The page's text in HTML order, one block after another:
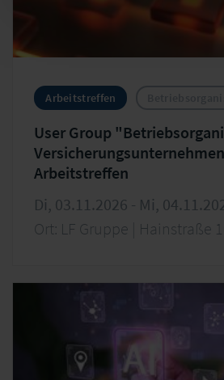
Arbeitstreffen
User Group
Arbeitstreffen
Di, 03.11.2026 - Mi,
Ort: LF Gruppe | Hainstraße